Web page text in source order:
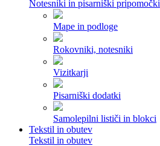
Notesniki in pisarniški pripomočki
Mape in podloge
Rokovniki, notesniki
Vizitkarji
Pisarniški dodatki
Samolepilni lističi in blokci
Tekstil in obutev
Tekstil in obutev